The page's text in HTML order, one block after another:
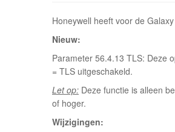
Honeywell heeft voor de
Nieuw:
Parameter 56.4.13 TLS: Deze
= TLS uitgeschakeld.
Let op: Deze functie is alleen
of hoger.
Wijzigingen: